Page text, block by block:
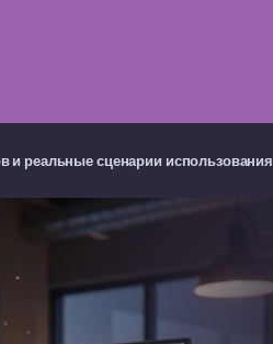
и реальные сценарии использования